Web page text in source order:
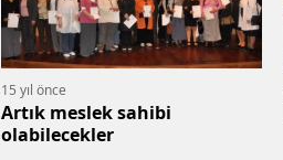
15 yıl önce
Artık meslek sahibi
olabilecekler